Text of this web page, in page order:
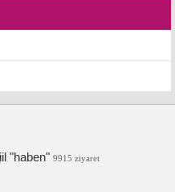
"haben" 9915 ziyaret